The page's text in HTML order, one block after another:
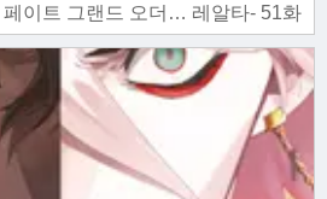
페이트 그랜드 오더… 레알타- 51화